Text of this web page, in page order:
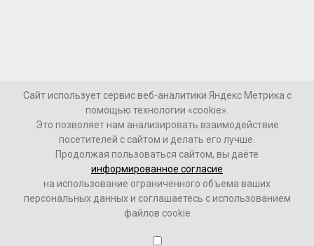
Сайт использует сервис веб-аналитики Яндекс Метрика с
помощью технологии «cookie».
Это позволяет нам анализировать взаимодействие
посетителей с сайтом и делать его лучше.
Продолжая пользоваться сайтом, вы даёте
информированное согласие
на использование ограниченного объема ваших
персональных данных и соглашаетесь с использованием
файлов cookie